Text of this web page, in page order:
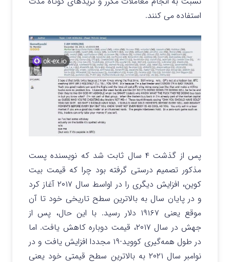
استفاده می کنند.
پس از گذشت ۴ سال ثابت شد که نویسنده پست
مذکور تصمیم درستی گرفته بود چرا که قیمت بیت
کوین، افزایش دیگری را در اواسط سال ۲۰۱۷ آغاز کرد
و در پایان سال به بالاترین سطح تاریخی خود تا آن
موقع یعنی ۱۹۱۶۷ دلار رسید. با این حال، پس از
جهش در سال ۲۰۱۷، قیمت دوباره کاهش یافت. اما
در طول همه‌گیری کووید-۱۹ مجددا افزایش یافت و در
نوامبر سال ۲۰۲۱ به بالاترین سطح قیمتی خود یعنی